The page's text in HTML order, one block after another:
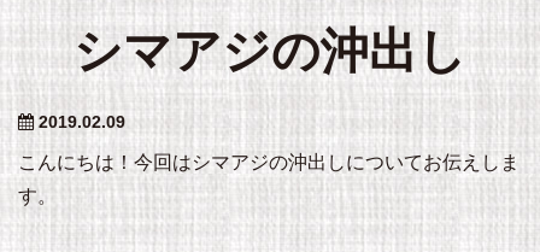
シマアジの沖出し
2019.02.09
こんにちは！今回はシマアジの沖出しについてお伝えしま
す。